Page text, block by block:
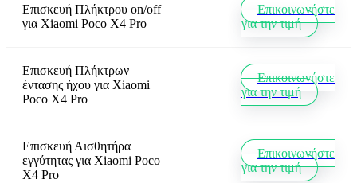
Επισκευή Πλήκτρου on/off
για Xiaomi Poco X4 Pro
Επικοινωνήστε
για την τιμή
Επισκευή Πλήκτρων
έντασης ήχου για Xiaomi
Poco X4 Pro
Επικοινωνήστε
για την τιμή
Επισκευή Αισθητήρα
εγγύτητας για Xiaomi Poco
X4 Pro
Επικοινωνήστε
για την τιμή